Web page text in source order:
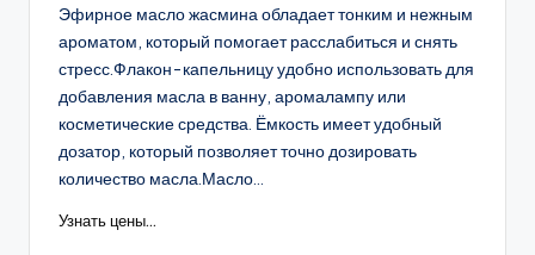
Эфирное масло жасмина обладает тонким и нежным
ароматом, который помогает расслабиться и снять
стресс.Флакон-капельницу удобно использовать для
добавления масла в ванну, аромалампу или
косметические средства. Ёмкость имеет удобный
дозатор, который позволяет точно дозировать
количество масла.Масло...
Узнать цены...